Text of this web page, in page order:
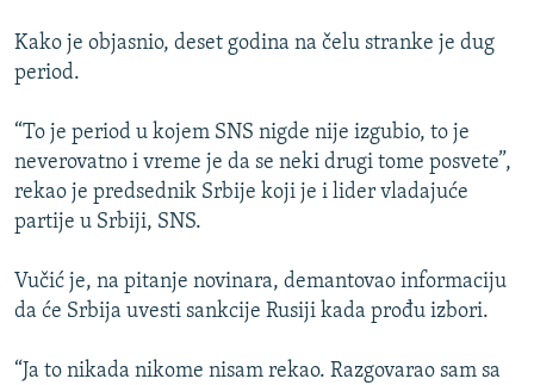
Kako je objasnio, deset godina na čelu stranke je dug
period.
“To je period u kojem SNS nigde nije izgubio, to je
neverovatno i vreme je da se neki drugi tome posvete”,
rekao je predsednik Srbije koji je i lider vladajuće
partije u Srbiji, SNS.
Vučić je, na pitanje novinara, demantovao informaciju
da će Srbija uvesti sankcije Rusiji kada prođu izbori.
“Ja to nikada nikome nisam rekao. Razgovarao sam sa